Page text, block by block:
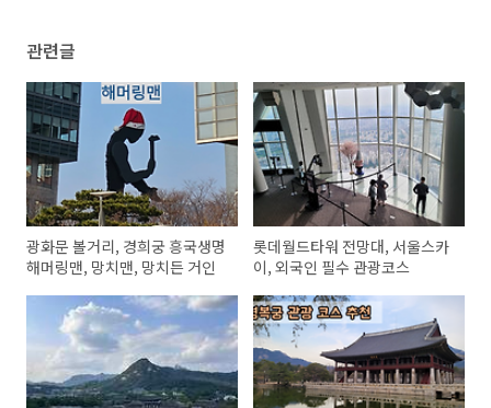
관련글
광화문 볼거리, 경희궁 흥국생명
해머링맨, 망치맨, 망치든 거인
롯데월드타워 전망대, 서울스카
이, 외국인 필수 관광코스